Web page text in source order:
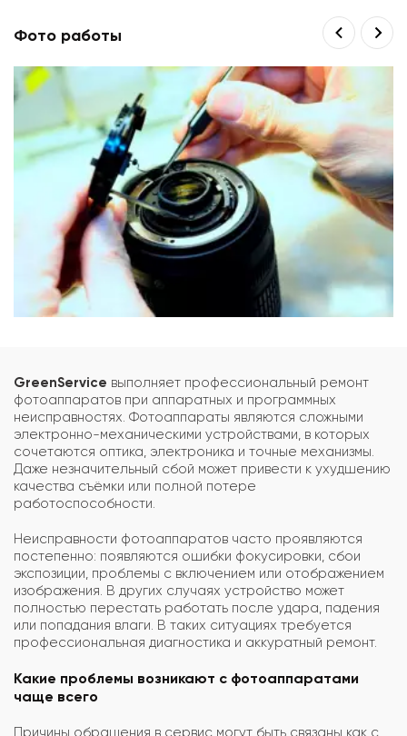
Фото работы
GreenService выполняет профессиональный ремонт
фотоаппаратов при аппаратных и программных
неисправностях. Фотоаппараты являются сложными
электронно-механическими устройствами, в которых
сочетаются оптика, электроника и точные механизмы.
Даже незначительный сбой может привести к ухудшению
качества съёмки или полной потере
работоспособности.
Неисправности фотоаппаратов часто проявляются
постепенно: появляются ошибки фокусировки, сбои
экспозиции, проблемы с включением или отображением
изображения. В других случаях устройство может
полностью перестать работать после удара, падения
или попадания влаги. В таких ситуациях требуется
профессиональная диагностика и аккуратный ремонт.
Какие проблемы возникают с фотоаппаратами
чаще всего
Причины обращения в сервис могут быть связаны как с